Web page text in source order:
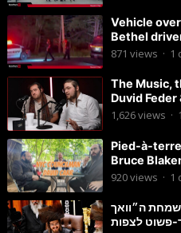
Vehicle
Bethel
intoxicated.
871 views · 1
The Music,
Duvid Feder
#11
1,626views ·
Pied-à-
Bruce
Councilman
920views · 1
ה״וואך
פשוט לצפות